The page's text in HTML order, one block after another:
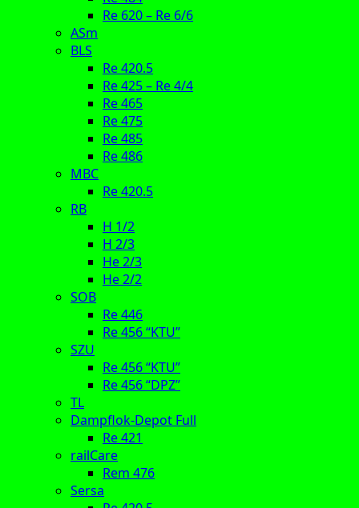
Re 620 – Re 6/6
ASm
BLS
Re 420.5
Re 425 – Re 4/4
Re 465
Re 475
Re 485
Re 486
MBC
Re 420.5
RB
H 1/2
H 2/3
He 2/3
He 2/2
SOB
Re 446
Re 456 “KTU”
SZU
Re 456 “KTU”
Re 456 “DPZ”
TL
Dampflok-Depot Full
Re 421
railCare
Rem 476
Sersa